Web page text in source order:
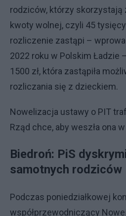
rodziców, którzy skorzystają
kwoty wolnej, czyli 45
rozliczenie zastąpi –
2022 roku w Polskim Ładzie
1500 zł, która zastąpiła
rozliczania się z dzieckiem.
Nowelizacja ustawy o PIT
Rząd chce, aby weszła ona
Biedroń: PiS
samotnych rodziców
Podczas poniedziałkowej
współprzewodniczący